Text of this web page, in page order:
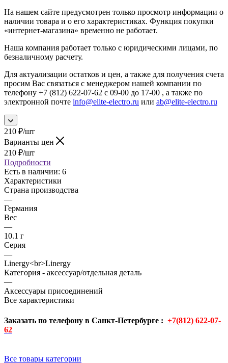
На нашем сайте предусмотрен только просмотр информации о
наличии товара и о его характеристиках. Функция покупки
«интернет-магазина» временно не работает.
Наша компания работает только с юридическими лицами, по
безналичному расчету.
Для актуализации остатков и цен, а также для получения счета
просим Вас связаться с менеджером нашей компании по
телефону +7 (812) 622-07-62 с 09-00 до 17-00 , а также по
электронной почте info@elite-electro.ru или ab@elite-electro.ru
210 ₽/шт
Варианты цен
210 ₽/шт
Подробности
Есть в наличии: 6
Характеристики
Страна производства
—
Германия
Вес
—
10.1 г
Серия
—
Linergy<br>Linergy
Категория - аксессуар/отдельная деталь
—
Аксессуары присоединений
Все характеристики
Заказать по телефону в Санкт-Петербурге : +7(812) 622-07-
62
Все товары категории